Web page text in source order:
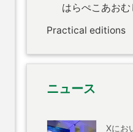
はらぺこあお
Practical editions
ニュース
Xにお